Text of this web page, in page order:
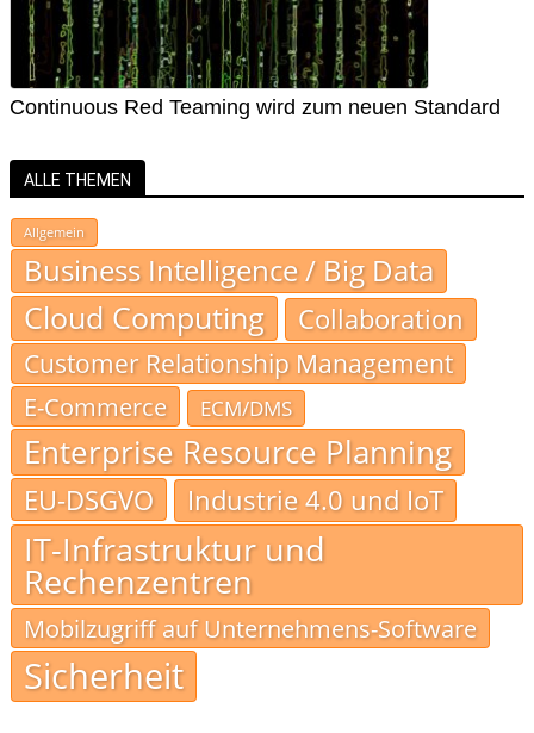
Continuous Red Teaming wird zum neuen Standard
ALLE THEMEN
Allgemein
Business Intelligence / Big Data
Cloud Computing Collaboration
Customer Relationship Management
E-Commerce
ECM/DMS
Enterprise Resource Planning
EU-DSGVO Industrie 4.0 und IoT
IT-Infrastruktur und
Rechenzentren
Mobilzugriff auf Unternehmens-Software
Sicherheit